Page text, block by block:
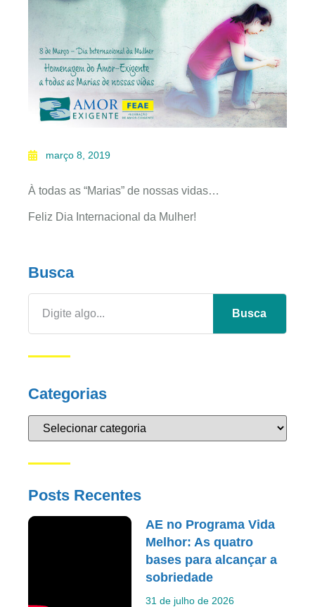
março 8, 2019
À todas as “Marias” de nossas vidas…
Feliz Dia Internacional da Mulher!
Busca
Busca
Categorias
Posts Recentes
AE no Programa Vida
Melhor: As quatro
bases para alcançar a
sobriedade
31 de julho de 2026